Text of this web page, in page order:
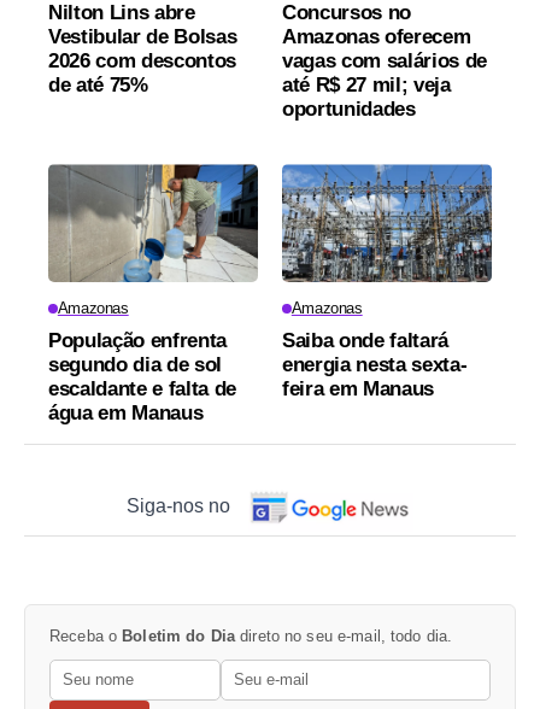
Nilton Lins abre
Vestibular de Bolsas
2026 com descontos
de até 75%
Concursos no
Amazonas oferecem
vagas com salários de
até R$ 27 mil; veja
oportunidades
Amazonas
População enfrenta
segundo dia de sol
escaldante e falta de
água em Manaus
Amazonas
Saiba onde faltará
energia nesta sexta-
feira em Manaus
Siga-nos no
Receba o Boletim do Diadireto no seu e-mail, todo dia.